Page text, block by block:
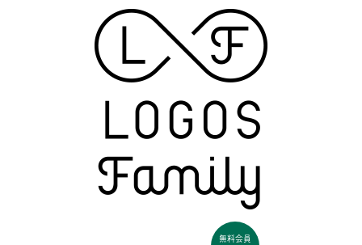
無料会員